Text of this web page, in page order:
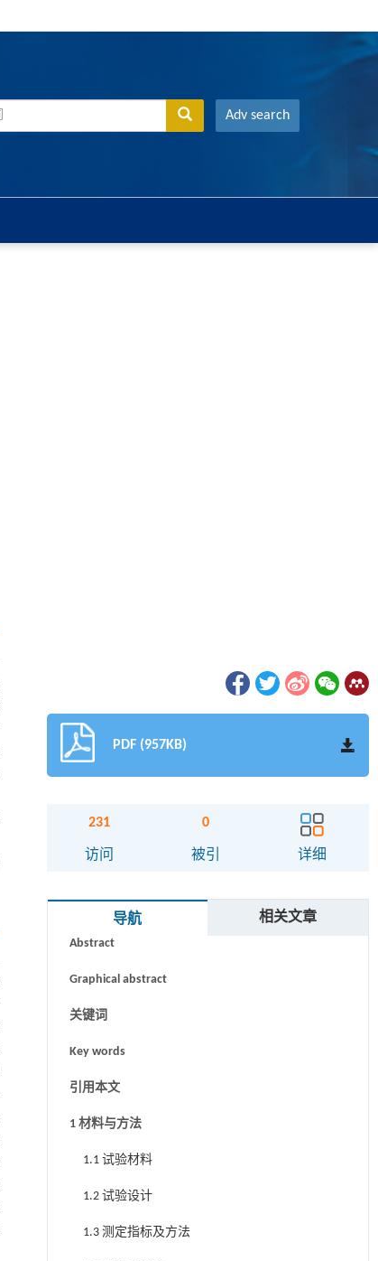
Adv search
PDF (957KB)
231
访问
0
被引 详细
导航 相关文章
Abstract
Graphical abstract
关键词
Key words
引用本文
1 材料与方法
1.1 试验材料
1.2 试验设计
1.3 测定指标及方法